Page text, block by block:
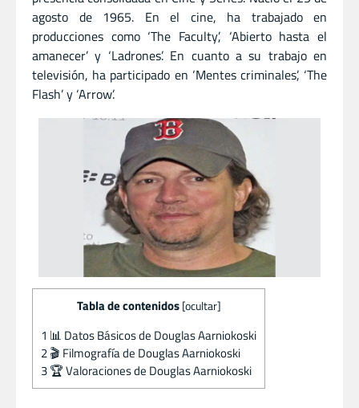
agosto de 1965. En el cine, ha trabajado en
producciones como ‘The Faculty’, ‘Abierto hasta el
amanecer’ y ‘Ladrones’. En cuanto a su trabajo en
televisión, ha participado en ‘Mentes criminales’, ‘The
Flash’ y ‘Arrow’.
Tabla de contenidos [ocultar]
1 📊 Datos Básicos de Douglas Aarniokoski
2🎬 Filmografía de Douglas Aarniokoski
3🏆 Valoraciones de Douglas Aarniokoski